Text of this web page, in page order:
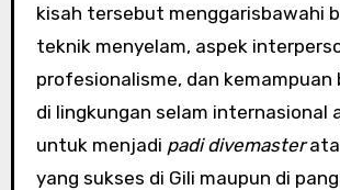
kisah tersebut menggarisbawahi
teknik menyelam, aspek
profesionalisme, dan kemampuan
di lingkungan selam internasional
untuk menjadi padi divemaster
yang sukses di Gili maupun di